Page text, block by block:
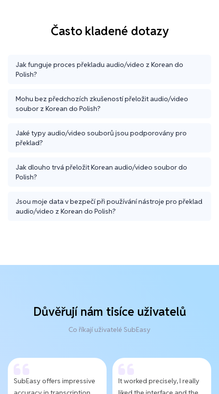
Často kladené dotazy
Jak funguje proces překladu audio/video z Korean do
Polish?
Mohu bez předchozích zkušeností přeložit audio/video
soubor z Korean do Polish?
Jaké typy audio/video souborů jsou podporovány pro
překlad?
Jak dlouho trvá přeložit Korean audio/video soubor do
Polish?
Jsou moje data v bezpečí při používání nástroje pro překlad
audio/video z Korean do Polish?
Důvěřují nám tisíce uživatelů
Co říkají uživatelé SubEasy
SubEasy offers impressive
It worked precisely, I really